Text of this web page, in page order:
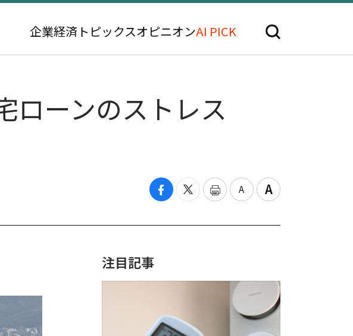
企業経済 トピックスオピニオンAI PICK
ローンのストレス
注目記事